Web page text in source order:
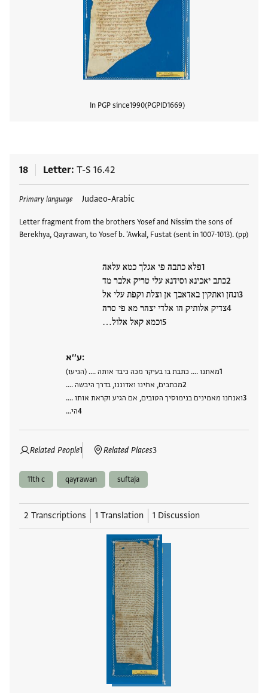
In PGP since1990 PGPID1669
18 Letter T-S 16.42
Primary language Judaeo-Arabic
Letter fragment from the brothers Yosef and Nissim the sons of
Berekhya, Qayrawan, to Yosef b. 'Awkal, Fustat (sent in 1007-1013). (pp)
פלא כתבה פי אגלך כמא עלאה
כתב יאכינא וסידנא עלי טריק אלבר מד
ונחן ואתקין באדאבך אן וצלת וקפת עלי אל
צדיק אלותיק הו אלדי יצהר מא פי סרה
וכמא קאל אלול…
ע׳׳א:
מאתנו …. כתבת בו בעיקר מכה כיבד אותה …. (הגיעו)
מכתבים, אחינו ואדוננו, בדרך היבשה ….
ואנחנו מאמינים בנימוסיך הטובים, אם הגיע וקראת אותו ….
הי…
Related People1 Related Places3
Tags
11th c qayrawan suftaja
2 Transcriptions 1 Translation 1 Discussion